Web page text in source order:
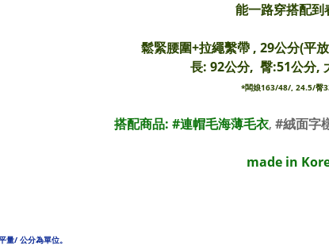
能一路穿搭配到
鬆緊腰圍+拉繩繫帶 , 29公分(平
長: 92公分, 臀:51公分,
*闆娘163/48/, 24.5/臀
搭配商品: #連帽毛海薄毛衣, #絨面字
made in
量/ 公分為單位。